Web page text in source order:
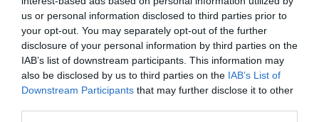
us or personal information disclosed to third parties prior to
your opt-out. You may separately opt-out of the further
disclosure of your personal information by third parties on the
IAB’s list of downstream participants. This information may
also be disclosed by us to third parties on the IAB’s List of
Downstream Participants that may further disclose it to other
Πληροφορίες / Κρατήσεις:
ianos.gr
Ακολουθήστε το Culturenow.gr στοGoogle Newsκαι
μάθετε πρώτοι όλες τις ειδήσεις